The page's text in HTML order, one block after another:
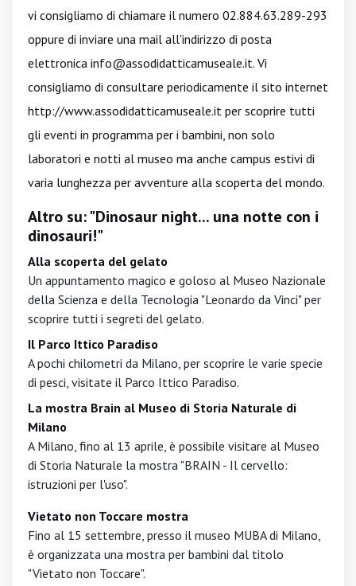
vi consigliamo di chiamare il numero 02.884.63.289-293
oppure di inviare una mail all'indirizzo di posta
elettronica info@assodidatticamuseale.it. Vi
consigliamo di consultare periodicamente il sito internet
http://www.assodidatticamuseale.it per scoprire tutti
gli eventi in programma per i bambini, non solo
laboratori e notti al museo ma anche campus estivi di
varia lunghezza per avventure alla scoperta del mondo.
Altro su: "Dinosaur night... una notte con i
dinosauri!"
Alla scoperta del gelato
Un appuntamento magico e goloso al Museo Nazionale
della Scienza e della Tecnologia "Leonardo da Vinci" per
scoprire tutti i segreti del gelato.
Il Parco Ittico Paradiso
A pochi chilometri da Milano, per scoprire le varie specie
di pesci, visitate il Parco Ittico Paradiso.
La mostra Brain al Museo di Storia Naturale di
Milano
A Milano, fino al 13 aprile, è possibile visitare al Museo
di Storia Naturale la mostra "BRAIN - Il cervello:
istruzioni per l'uso".
Vietato non Toccare mostra
Fino al 15 settembre, presso il museo MUBA di Milano,
è organizzata una mostra per bambini dal titolo
"Vietato non Toccare".